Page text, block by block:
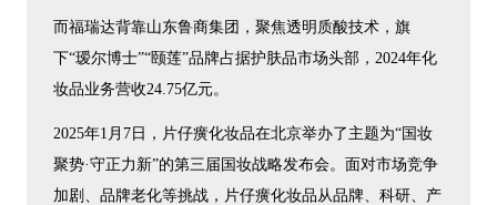
而福瑞达背靠山东鲁商集团，聚焦透明质酸技术，旗
下“瑷尔博士”“颐莲”品牌占据护肤品市场头部，2024年化
妆品业务营收24.75亿元。
2025年1月7日，片仔癀化妆品在北京举办了主题为“国妆
聚势·守正力新”的第三届国妆战略发布会。面对市场竞争
加剧、品牌老化等挑战，片仔癀化妆品从品牌、科研、产